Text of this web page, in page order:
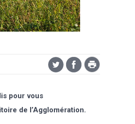
pour vous
de l’Agglomération.